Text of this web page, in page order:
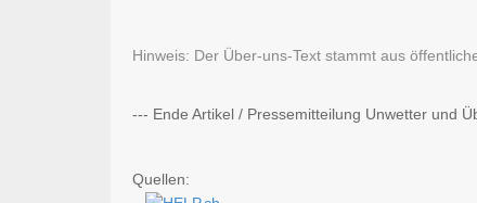
Hinweis: Der Über-uns-Text stammt aus
--- Ende Artikel / Pressemitteilung Unwetter und
Quellen: